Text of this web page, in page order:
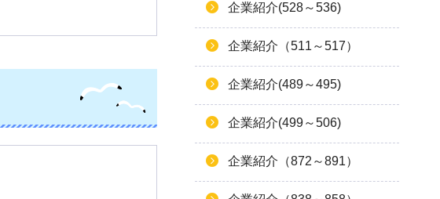
企業紹介(528～536)
企業紹介（511～517）
企業紹介(489～495)
企業紹介(499～506)
企業紹介（872～891）